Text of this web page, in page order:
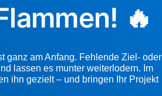
🔥
ganz am Anfang. Fehlende Ziel- oder
lassen es munter weiterlodern. Im
ihn gezielt – und bringen Ihr Projekt